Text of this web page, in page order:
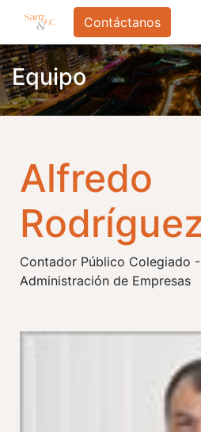
Contáctanos
Equipo
Alfredo
Contador Público Colegiado
Administración de Empresas